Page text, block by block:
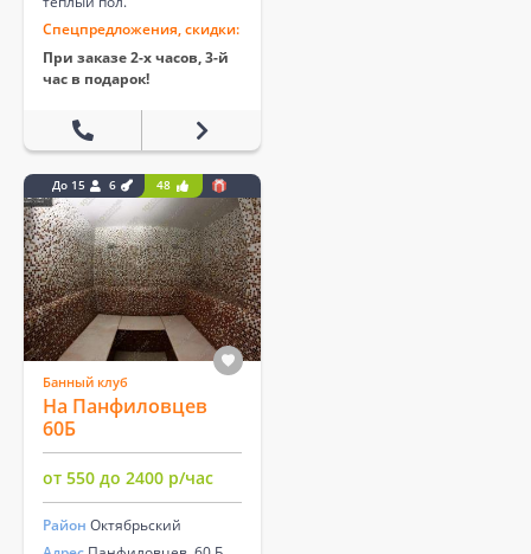
Спецпредложения, скидки:
При заказе 2-х часов, 3-й
час в подарок!
До 15 6 48
Банный клуб
На Панфиловцев
60Б
от 550 до 2400 р/час
Район Октябрьский